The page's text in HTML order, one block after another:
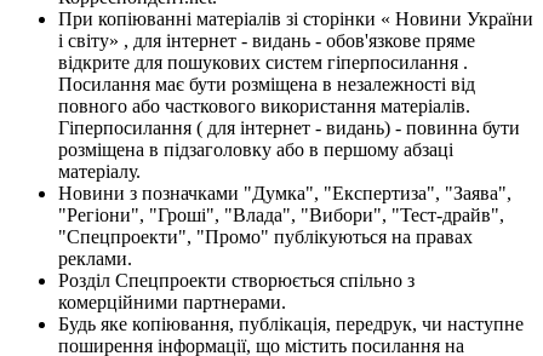
При копіюванні матеріалів зі сторінки « Новини України
і світу» , для інтернет - видань - обов'язкове пряме
відкрите для пошукових систем гіперпосилання .
Посилання має бути розміщена в незалежності від
повного або часткового використання матеріалів.
Гіперпосилання ( для інтернет - видань) - повинна бути
розміщена в підзаголовку або в першому абзаці
матеріалу.
Новини з позначками "Думка", "Експертиза", "Заява",
"Регіони", "Гроші", "Влада", "Вибори", "Тест-драйв",
"Спецпроекти", "Промо" публікуються на правах
реклами.
Розділ Спецпроекти створюється спільно з
комерційними партнерами.
Будь яке копіювання, публікація, передрук, чи наступне
поширення інформації, що містить посилання на